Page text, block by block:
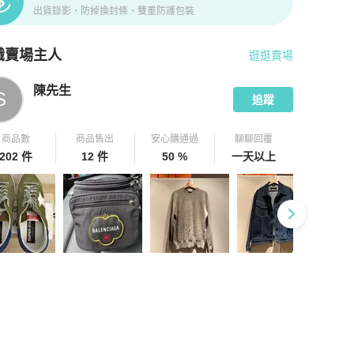
出貨錄影、防掉換封條、雙重防護包裝
賣場主人
拍拍圈嚴選賣家
逛逛賣場
陳先生
追蹤
商品數
件
商品售出
12 件
安心購通過
50 %
聊聊回覆
一天以上